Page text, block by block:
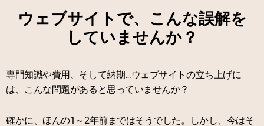
「売れる」WordPressサイ
トを自作しよう
ェブサイトは自作でも十分アピール可能。
お金と時間を極限まで抑えた「売れるWordPress
ウェブサイトで、こんな誤解を
していませんか？
専門知識や費用、そして納期…ウェブサイトの立ち上げに
は、こんな問題があると思っていませんか？
確かに、ほんの1～2年前まではそうでした。しかし、今はそ